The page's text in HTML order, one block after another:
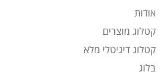
אודות
קטלוג מוצרים
קטלוג דיגיטלי מלא
בלוג